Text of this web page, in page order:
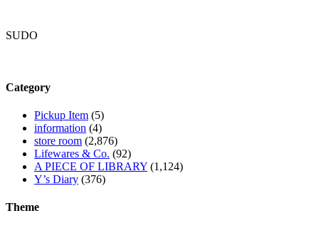
SUDO
Category
Pickup Item (5)
information (4)
store room (2,876)
Lifewares & Co. (92)
A PIECE OF LIBRARY (1,124)
Y’s Diary (376)
Theme